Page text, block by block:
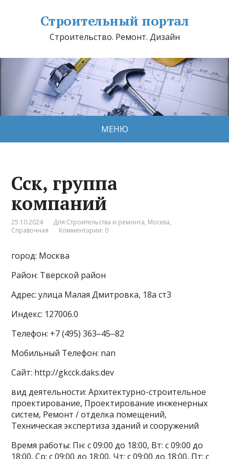
Строительный портал
Строительство. Ремонт. Дизайн
МЕНЮ
Сск, группа
компаний
25.10.2024 Для Строительства и ремонта, Москва,
Справочная
Комментарии: 0
город: Москва
Район: Тверской район
Адрес: улица Малая Дмитровка, 18а ст3
Индекс: 127006.0
Телефон: +7 (495) 363‒45‒82
Мобильный Телефон: nan
Сайт: http://gkcck.daks.dev
вид деятельности: Архитектурно-строительное
проектирование, Проектирование инженерных
систем, Ремонт / отделка помещений,
Техническая экспертиза зданий и сооружений
Время работы: Пн: с 09:00 до 18:00, Вт: с 09:00 до
18:00, Ср: с 09:00 до 18:00, Чт: с 09:00 до 18:00, Пт: с